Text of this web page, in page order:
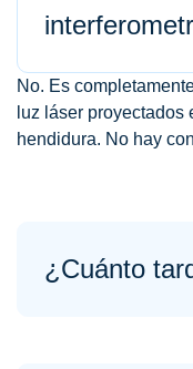
No. Es
luz láser
hendidura. No hay
¿Cuánto